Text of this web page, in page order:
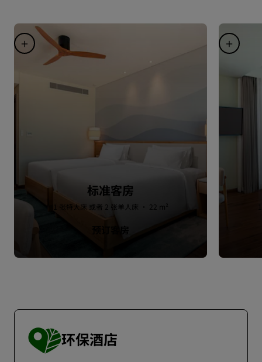
标准客房
1 张特大床 或者 2 张单人床 · 22 m²
预订客房
环保酒店